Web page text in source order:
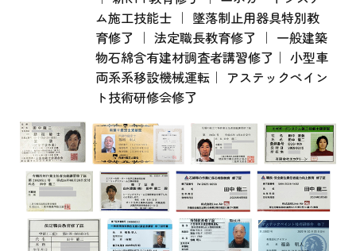
ム施工技能士 ｜ 墜落制止用器具特別教
育修了 ｜ 法定職長教育修了 ｜ 一般建築
物石綿含有建材調査者講習修了｜ 小型車
両系系移設機械運転｜ アステックペイン
ト技術研修会修了